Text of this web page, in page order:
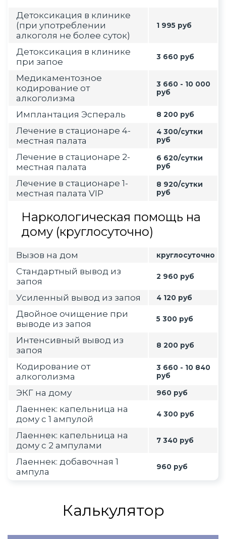
Детоксикация в клинике
(при употреблении
алкоголя не более суток)
1 995 руб
Детоксикация в клинике
при запое
3 660 руб
Медикаментозное
кодирование от
алкоголизма
3 660 - 10 000
руб
Имплантация Эспераль 8 200 руб
Лечение в стационаре 4-
местная палата
4 300/сутки
руб
Лечение в стационаре 2-
местная палата
6 620/сутки
руб
Лечение в стационаре 1-
местная палата VIP
8 920/сутки
руб
Наркологическая помощь на
дому (круглосуточно)
Вызов на дом круглосуточно
Стандартный вывод из
запоя
2 960 руб
Усиленный вывод из запоя 4 120 руб
Двойное очищение при
выводе из запоя
5 300 руб
Интенсивный вывод из
запоя
8 200 руб
Кодирование от
алкоголизма
3 660 - 10 840
руб
ЭКГ на дому 960 руб
Лаеннек: капельница на
дому с 1 ампулой
4 300 руб
Лаеннек: капельница на
дому с 2 ампулами
7 340 руб
Лаеннек: добавочная 1
ампула
960 руб
Калькулятор